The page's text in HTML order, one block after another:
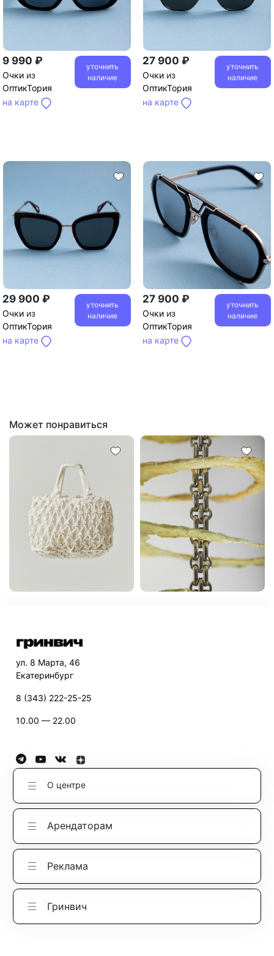
9 990 ₽
Очки из
ОптикТория
на карте
уточнить
наличие
27 900 ₽
Очки из
ОптикТория
на карте
уточнить
наличие
29 900 ₽
Очки из
ОптикТория
на карте
уточнить
наличие
27 900 ₽
Очки из
ОптикТория
на карте
уточнить
наличие
Может понравиться
ул. 8 Марта, 46
Екатеринбург
8 (343) 222-25-25
10.00 — 22.00
О центре
Арендаторам
Реклама
Гринвич